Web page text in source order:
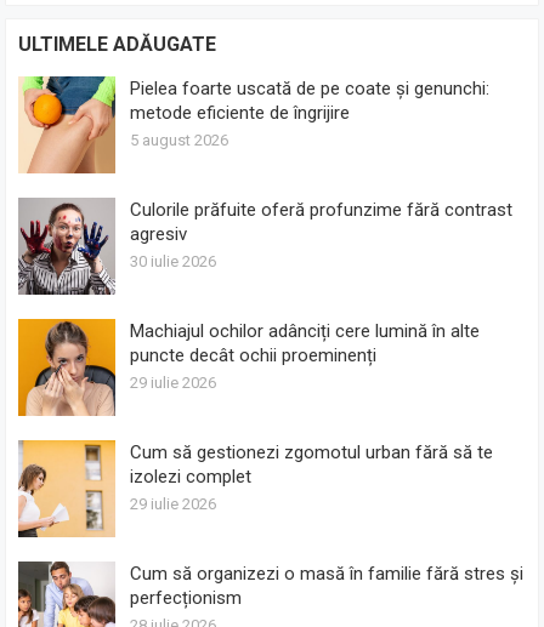
ULTIMELE ADĂUGATE
Pielea foarte uscată de pe coate și genunchi:
metode eficiente de îngrijire
5 august 2026
Culorile prăfuite oferă profunzime fără contrast
agresiv
30 iulie 2026
Machiajul ochilor adânciți cere lumină în alte
puncte decât ochii proeminenți
29 iulie 2026
Cum să gestionezi zgomotul urban fără să te
izolezi complet
29 iulie 2026
Cum să organizezi o masă în familie fără stres și
perfecționism